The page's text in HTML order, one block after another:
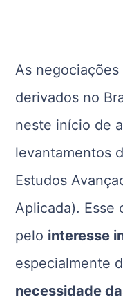
As
derivados no
neste início de
levantamentos
Estudos
Aplicada). Esse
pelo interesse
especialmente
necessidade